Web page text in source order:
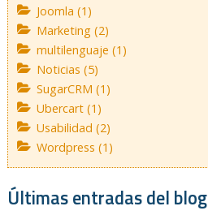
Joomla (1)
Marketing (2)
multilenguaje (1)
Noticias (5)
SugarCRM (1)
Ubercart (1)
Usabilidad (2)
Wordpress (1)
Últimas entradas del blog